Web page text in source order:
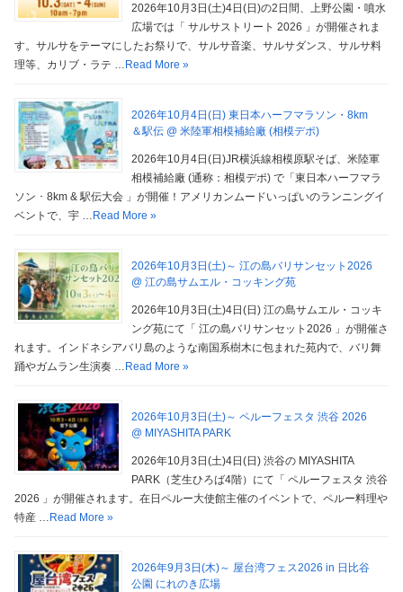
2026年10月3日(土)4日(日)の2日間、上野公園・噴水
広場では「 サルサストリート 2026 」が開催されま
す。サルサをテーマにしたお祭りで、サルサ音楽、サルサダンス、サルサ料
理等、カリブ・ラテ … Read More »
2026年10月4日(日) 東日本ハーフマラソン・8km
＆駅伝 @ 米陸軍相模補給廠 (相模デポ)
2026年10月4日(日)JR横浜線相模原駅そば、米陸軍
相模補給廠 (通称：相模デポ) で「東日本ハーフマラ
ソン ･ 8km & 駅伝大会 」が開催！アメリカンムードいっぱいのランニングイ
ベントで、宇 … Read More »
2026年10月3日(土)～ 江の島バリサンセット2026
@ 江の島サムエル・コッキング苑
2026年10月3日(土)4日(日) 江の島サムエル・コッキ
ング苑にて「 江の島バリサンセット2026 」が開催さ
れます。インドネシアバリ島のような南国系樹木に包まれた苑内で、バリ舞
踊やガムラン生演奏 … Read More »
2026年10月3日(土)～ ペルーフェスタ 渋谷 2026
@ MIYASHITA PARK
2026年10月3日(土)4日(日) 渋谷の MIYASHITA
PARK（芝生ひろば4階）にて「 ペルーフェスタ 渋谷
2026 」が開催されます。在日ペルー大使館主催のイベントで、ペルー料理や
特産 … Read More »
2026年9月3日(木)～ 屋台湾フェス2026 in 日比谷
公園 にれのき広場